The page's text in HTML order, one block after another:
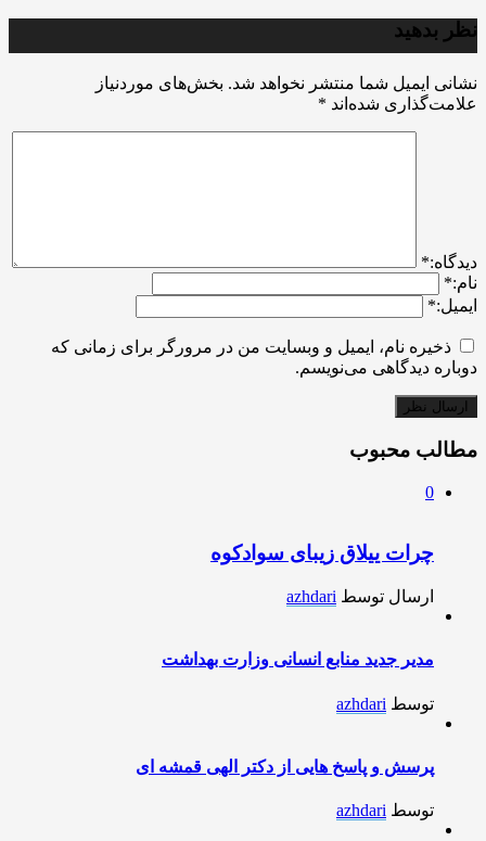
نظر بدهید
نشانی ایمیل شما منتشر نخواهد شد. بخش‌های موردنیاز
علامت‌گذاری شده‌اند *
ديدگاه:*
نام:*
ایمیل:*
ذخیره نام، ایمیل و وبسایت من در مرورگر برای زمانی که
دوباره دیدگاهی می‌نویسم.
مطالب محبوب
0
چرات ییلاق زیبای سوادکوه
ارسال توسط azhdari
مدیر جدید منابع انسانی وزارت بهداشت
توسط azhdari
پرسش و پاسخ هایی از دکتر الهی قمشه ای
توسط azhdari